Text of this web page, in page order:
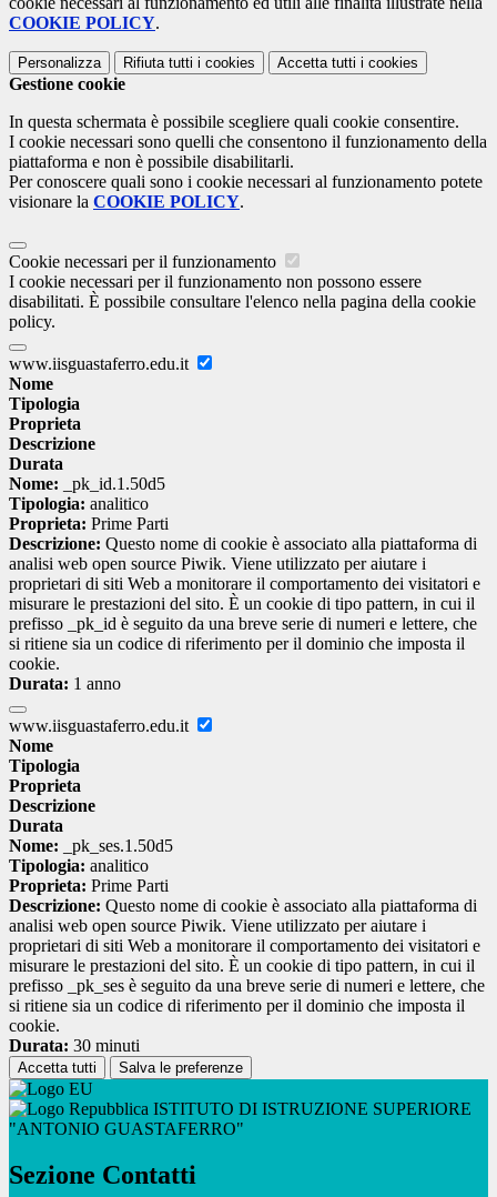
COOKIE POLICY.
Personalizza Rifiuta tutti i cookies Accetta tutti i cookies
Gestione cookie
In questa schermata è possibile scegliere quali cookie consentire.
I cookie necessari sono quelli che consentono il funzionamento della
piattaforma e non è possibile disabilitarli.
Per conoscere quali sono i cookie necessari al funzionamento potete
visionare la COOKIE POLICY.
Cookie necessari per il funzionamento
I cookie necessari per il funzionamento non possono essere
disabilitati. È possibile consultare l'elenco nella pagina della cookie
policy.
www.iisguastaferro.edu.it
Nome
Tipologia
Proprieta
Descrizione
Durata
Nome: _pk_id.1.50d5
Tipologia: analitico
Proprieta: Prime Parti
Descrizione: Questo nome di cookie è associato alla piattaforma di
analisi web open source Piwik. Viene utilizzato per aiutare i
proprietari di siti Web a monitorare il comportamento dei visitatori e
misurare le prestazioni del sito. È un cookie di tipo pattern, in cui il
prefisso _pk_id è seguito da una breve serie di numeri e lettere, che
si ritiene sia un codice di riferimento per il dominio che imposta il
cookie.
Durata: 1 anno
www.iisguastaferro.edu.it
Nome
Tipologia
Proprieta
Descrizione
Durata
Nome: _pk_ses.1.50d5
Tipologia: analitico
Proprieta: Prime Parti
Descrizione: Questo nome di cookie è associato alla piattaforma di
analisi web open source Piwik. Viene utilizzato per aiutare i
proprietari di siti Web a monitorare il comportamento dei visitatori e
misurare le prestazioni del sito. È un cookie di tipo pattern, in cui il
prefisso _pk_ses è seguito da una breve serie di numeri e lettere, che
si ritiene sia un codice di riferimento per il dominio che imposta il
cookie.
Durata: 30 minuti
Accetta tutti Salva le preferenze
ISTITUTO DI ISTRUZIONE SUPERIORE
"ANTONIO GUASTAFERRO"
Sezione Contatti